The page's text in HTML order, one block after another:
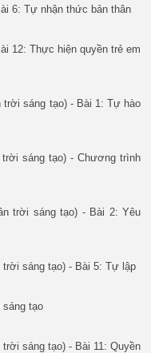
6: Tự nhận thức bản thân
12: Thực hiện quyền trẻ em
trời sáng tạo) - Bài 1: Tự hào
trời sáng tạo) - Chương trình
trời sáng tạo) - Bài 2: Yêu
trời sáng tạo) - Bài 5: Tự lập
sáng tạo
trời sáng tạo) - Bài 11: Quyền